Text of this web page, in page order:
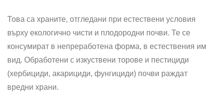
Това са храните, отгледани при естествени условия
върху екологично чисти и плодородни почви. Те се
консумират в непреработена форма, в естествения им
вид. Обработени с изкуствени торове и пестициди
(хербициди, акарициди, фунгициди) почви раждат
вредни храни.